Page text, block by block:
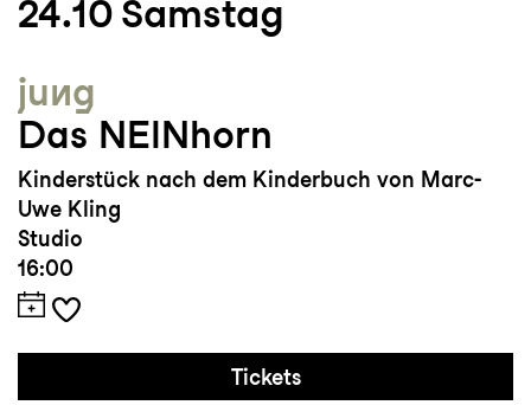
24.10 Samstag
jung
Das NEINhorn
Kinderstück nach dem Kinderbuch von Marc-
Uwe Kling
Studio
16:00
Tickets